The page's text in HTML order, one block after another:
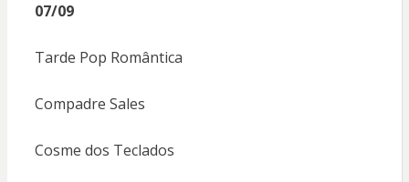
07/09
Tarde Pop Romântica
Compadre Sales
Cosme dos Teclados